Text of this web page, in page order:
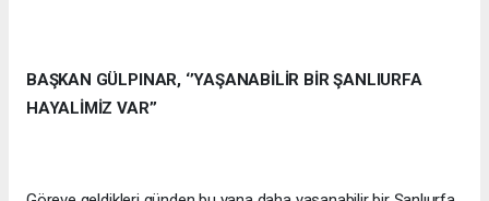
BAŞKAN GÜLPINAR, ‘’YAŞANABİLİR BİR ŞANLIURFA
HAYALİMİZ VAR’’